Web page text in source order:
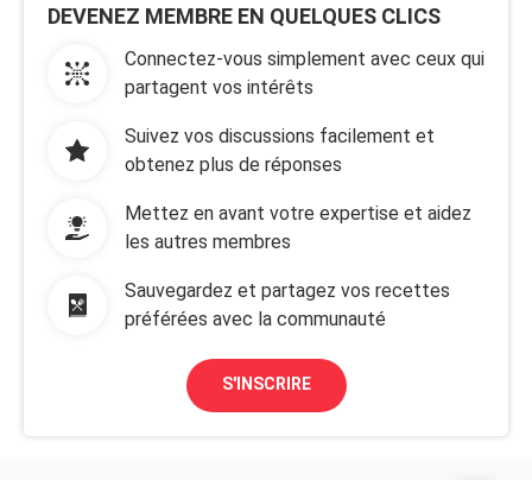
DEVENEZ MEMBRE EN QUELQUES CLICS
Connectez-vous simplement avec ceux qui
partagent vos intérêts
Suivez vos discussions facilement et
obtenez plus de réponses
Mettez en avant votre expertise et aidez
les autres membres
Sauvegardez et partagez vos recettes
préférées avec la communauté
S'INSCRIRE